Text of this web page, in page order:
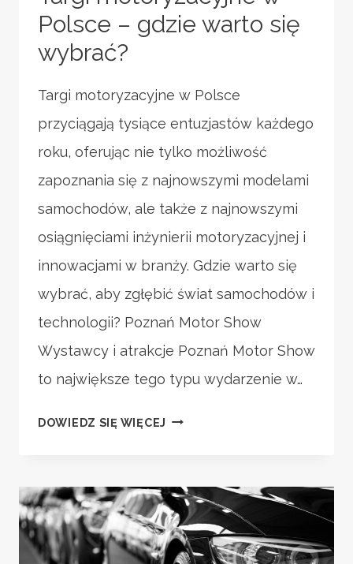
Polsce – gdzie warto się
wybrać?
Targi motoryzacyjne w Polsce
przyciągają tysiące entuzjastów każdego
roku, oferując nie tylko możliwość
zapoznania się z najnowszymi modelami
samochodów, ale także z najnowszymi
osiągnięciami inżynierii motoryzacyjnej i
innowacjami w branży. Gdzie warto się
wybrać, aby zgłębić świat samochodów i
technologii? Poznań Motor Show
Wystawcy i atrakcje Poznań Motor Show
to największe tego typu wydarzenie w…
DOWIEDZ SIĘ WIĘCEJ TARGI
POLSCE
–
GDZIE
WARTO